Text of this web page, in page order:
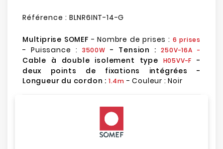
Référence : BLNR6INT-14-G
Multiprise SOMEF - Nombre de prises : 6 prises
- Puissance : 3500W - Tension : 250V-16A -
Cable à double isolement type H05VV-F
-
deux points de fixations intégrées -
Longueur du cordon : 1.4m - Couleur : Noir